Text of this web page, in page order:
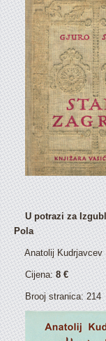
U potrazi za
Pola
Anatolij
Cijena:8 €
Brooj